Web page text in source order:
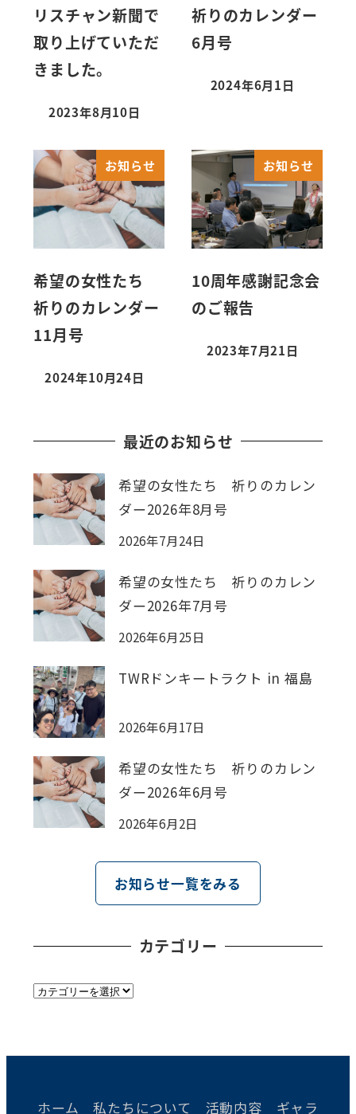
リスチャン新聞で
取り上げていただ
きました。
2023年8月10日
祈りのカレンダー
6月号
2024年6月1日
お知らせ
希望の女性たち
祈りのカレンダー
11月号
2024年10月24日
お知らせ
10周年感謝記念会
のご報告
2023年7月21日
最近のお知らせ
希望の女性たち 祈りのカレン
ダー2026年8月号
2026年7月24日
希望の女性たち 祈りのカレン
ダー2026年7月号
2026年6月25日
TWRドンキートラクト in 福島
2026年6月17日
希望の女性たち 祈りのカレン
ダー2026年6月号
2026年6月2日
お知らせ一覧をみる
カテゴリー
カ
リ
ホーム
私たちについて 活動内容 ギャラ